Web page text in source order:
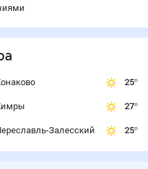
Залесский
25°
27°
25°